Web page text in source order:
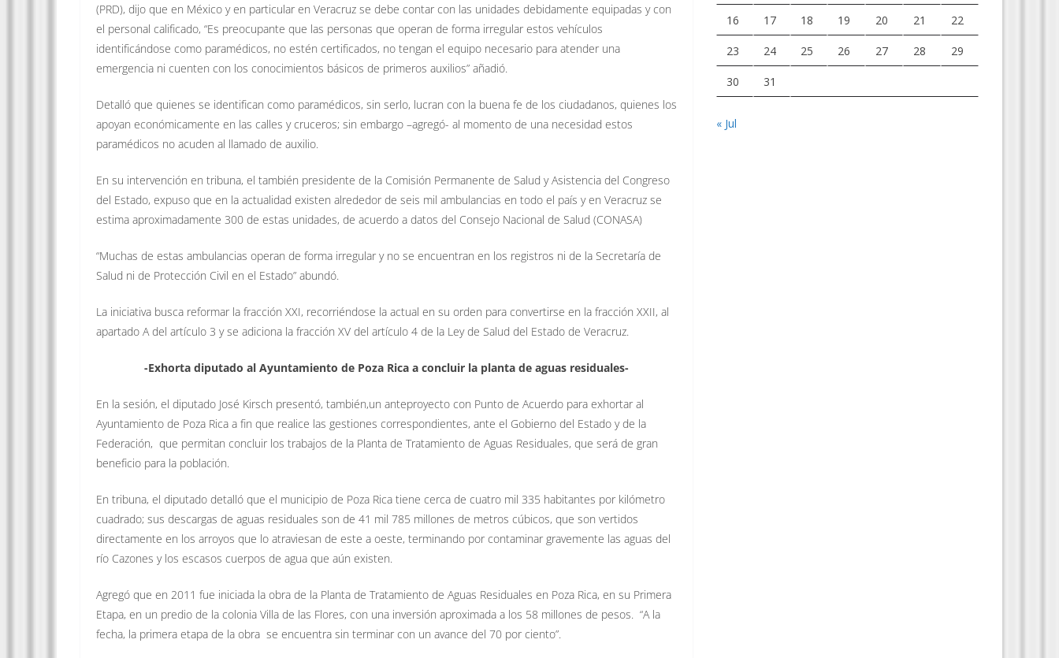
(PRD), dijo que en México y en particular en Veracruz se debe contar con las unidades debidamente equipadas y con
el personal calificado, “Es preocupante que las personas que operan de forma irregular estos vehículos
identificándose como paramédicos, no estén certificados, no tengan el equipo necesario para atender una
emergencia ni cuenten con los conocimientos básicos de primeros auxilios” añadió.
Detalló que quienes se identifican como paramédicos, sin serlo, lucran con la buena fe de los ciudadanos, quienes los
apoyan económicamente en las calles y cruceros; sin embargo –agregó- al momento de una necesidad estos
paramédicos no acuden al llamado de auxilio.
En su intervención en tribuna, el también presidente de la Comisión Permanente de Salud y Asistencia del Congreso
del Estado, expuso que en la actualidad existen alrededor de seis mil ambulancias en todo el país y en Veracruz se
estima aproximadamente 300 de estas unidades, de acuerdo a datos del Consejo Nacional de Salud (CONASA)
“Muchas de estas ambulancias operan de forma irregular y no se encuentran en los registros ni de la Secretaría de
Salud ni de Protección Civil en el Estado” abundó.
La iniciativa busca reformar la fracción XXI, recorriéndose la actual en su orden para convertirse en la fracción XXII, al
apartado A del artículo 3 y se adiciona la fracción XV del artículo 4 de la Ley de Salud del Estado de Veracruz.
-Exhorta diputado al Ayuntamiento de Poza Rica a concluir la planta de aguas residuales-
En la sesión, el diputado José Kirsch presentó, también,un anteproyecto con Punto de Acuerdo para exhortar al
Ayuntamiento de Poza Rica a fin que realice las gestiones correspondientes, ante el Gobierno del Estado y de la
Federación, que permitan concluir los trabajos de la Planta de Tratamiento de Aguas Residuales, que será de gran
beneficio para la población.
En tribuna, el diputado detalló que el municipio de Poza Rica tiene cerca de cuatro mil 335 habitantes por kilómetro
cuadrado; sus descargas de aguas residuales son de 41 mil 785 millones de metros cúbicos, que son vertidos
directamente en los arroyos que lo atraviesan de este a oeste, terminando por contaminar gravemente las aguas del
río Cazones y los escasos cuerpos de agua que aún existen.
Agregó que en 2011 fue iniciada la obra de la Planta de Tratamiento de Aguas Residuales en Poza Rica, en su Primera
Etapa, en un predio de la colonia Villa de las Flores, con una inversión aproximada a los 58 millones de pesos. “A la
fecha, la primera etapa de la obra se encuentra sin terminar con un avance del 70 por ciento”.
16 17 18 19 20 21 22
23 24 25 26 27 28 29
30 31
« Jul